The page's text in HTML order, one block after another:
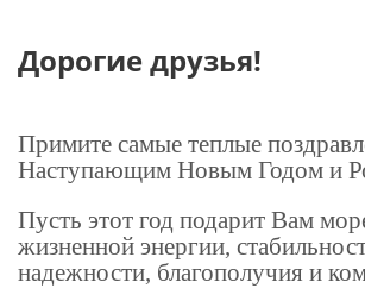
Дорогие друзья!
Примите самые теплые
Наступающим Новым Годом и
Пусть этот год подарит Вам
жизненной энергии,
надежности, благополучия и